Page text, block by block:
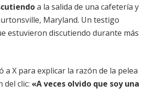
a la salida de una cafetería y
Maryland. Un testigo
estuvieron discutiendo durante más
a X para explicar la razón de la pelea
del clic: «A veces olvido que soy una